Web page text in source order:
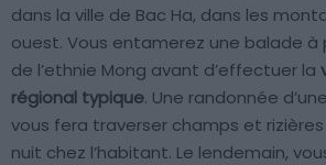
dans la ville de Bac Ha, dans les
ouest. Vous entamerez une balade à
de l’ethnie Mong avant d’effectuer la
régional typique. Une randonnée
vous fera traverser champs et
nuit chez l’habitant. Le lendemain,